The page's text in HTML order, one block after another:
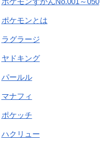
ポケモンとは
ラグラージ
ヤドキング
パールル
マナフィ
ポケッチ
ハクリュー